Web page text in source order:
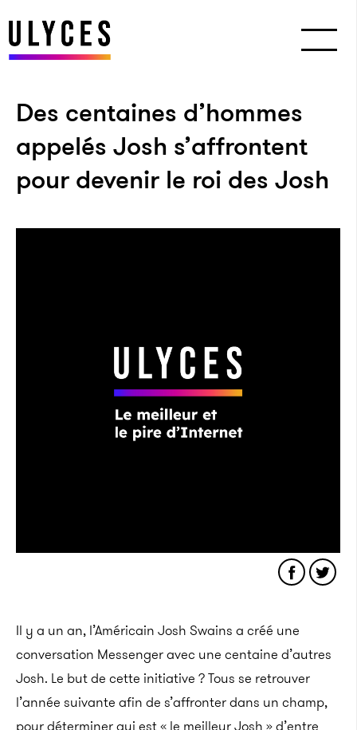
Des centaines d’hommes
appelés Josh s’affrontent
pour devenir le roi des Josh
Il y a un an, l’Américain Josh Swains a créé une
conversation Messenger avec une centaine d’autres
Josh. Le but de cette initiative ? Tous se retrouver
l’année suivante afin de s’affronter dans un champ,
pour déterminer qui est « le meilleur Josh » d’entre